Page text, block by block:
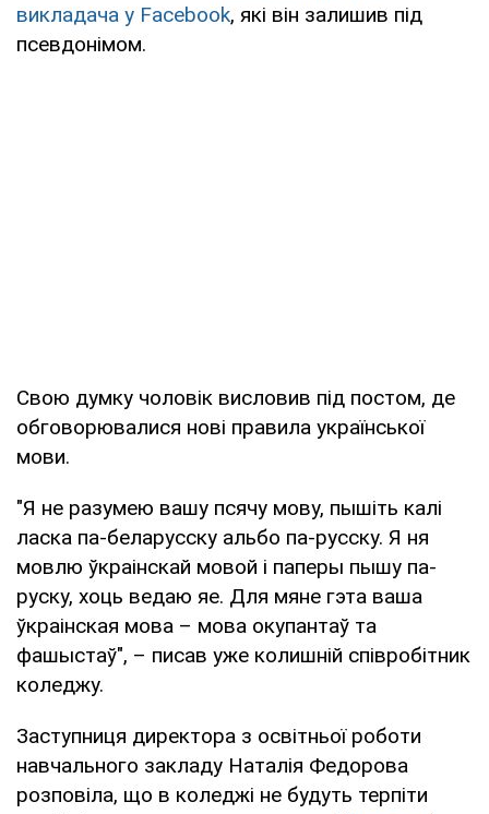
викладача у Facebook, які він залишив під
псевдонімом.
Свою думку чоловік висловив під постом, де
обговорювалися нові правила української
мови.
"Я не разумею вашу псячу мову, пышіть калі
ласка па-беларусску альбо па-русску. Я ня
мовлю ўкраінскай мовой і паперы пышу па-
руску, хоць ведаю яе. Для мяне гэта ваша
ўкраінская мова – мова окупантаў та
фашыстаў", – писав уже колишній співробітник
коледжу.
Заступниця директора з освітньої роботи
навчального закладу Наталія Федорова
розповіла, що в коледжі не будуть терпіти